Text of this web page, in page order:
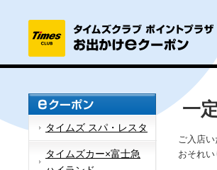
タイムズ スパ・レスタ
タイムズカー×富士急
一
ご入店
おそれ